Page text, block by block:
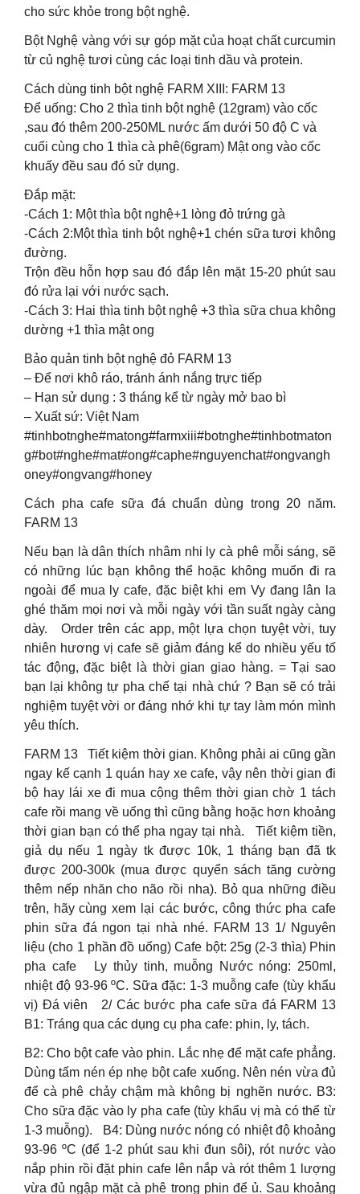
cho sức khỏe trong bột nghệ.
Bột Nghệ vàng với sự góp mặt của hoạt chất curcumin
từ củ nghệ tươi cùng các loại tinh dầu và protein.
Cách dùng tinh bột nghệ FARM XIII: FARM 13
Để uống: Cho 2 thìa tinh bột nghệ (12gram) vào cốc
,sau đó thêm 200-250ML nước ấm dưới 50 độ C và
cuối cùng cho 1 thìa cà phê(6gram) Mật ong vào cốc
khuấy đều sau đó sử dụng.
Đắp mặt:
-Cách 1: Một thìa bột nghệ+1 lòng đỏ trứng gà
-Cách 2:Một thìa tinh bột nghệ+1 chén sữa tươi không
đường.
Trộn đều hỗn hợp sau đó đắp lên mặt 15-20 phút sau
đó rửa lại với nước sạch.
-Cách 3: Hai thìa tinh bột nghệ +3 thìa sữa chua không
dường +1 thìa mật ong
Bảo quản tinh bột nghệ đỏ FARM 13
– Để nơi khô ráo, tránh ánh nắng trực tiếp
– Hạn sử dụng : 3 tháng kể từ ngày mở bao bì
– Xuất sứ: Việt Nam
#tinhbotnghe#matong#farmxiii#botnghe#tinhbotmaton
g#bot#nghe#mat#ong#caphe#nguyenchat#ongvangh
oney#ongvang#honey
Cách pha cafe sữa đá chuẩn dùng trong 20 năm.
FARM 13
Nếu bạn là dân thích nhâm nhi ly cà phê mỗi sáng, sẽ
có những lúc bạn không thể hoặc không muốn đi ra
ngoài để mua ly cafe, đặc biệt khi em Vy đang lân la
ghé thăm mọi nơi và mỗi ngày với tần suất ngày càng
dày. Order trên các app, một lựa chọn tuyệt vời, tuy
nhiên hương vị cafe sẽ giảm đáng kể do nhiều yếu tố
tác động, đặc biệt là thời gian giao hàng. = Tại sao
bạn lại không tự pha chế tại nhà chứ ? Bạn sẽ có trải
nghiệm tuyệt vời or đáng nhớ khi tự tay làm món mình
yêu thích.
FARM 13 Tiết kiệm thời gian. Không phải ai cũng gần
ngay kế cạnh 1 quán hay xe cafe, vậy nên thời gian đi
bộ hay lái xe đi mua cộng thêm thời gian chờ 1 tách
cafe rồi mang về uống thì cũng bằng hoặc hơn khoảng
thời gian bạn có thể pha ngay tại nhà. Tiết kiệm tiền,
giả dụ nếu 1 ngày tk được 10k, 1 tháng bạn đã tk
được 200-300k (mua được quyển sách tăng cường
thêm nếp nhăn cho não rồi nha). Bỏ qua những điều
trên, hãy cùng xem lại các bước, công thức pha cafe
phin sữa đá ngon tại nhà nhé. FARM 13 1/ Nguyên
liệu (cho 1 phần đồ uống) Cafe bột: 25g (2-3 thìa) Phin
pha cafe Ly thủy tinh, muỗng Nước nóng: 250ml,
nhiệt độ 93-96 ºC. Sữa đặc: 1-3 muỗng cafe (tùy khẩu
vị) Đá viên 2/ Các bước pha cafe sữa đá FARM 13
B1: Tráng qua các dụng cụ pha cafe: phin, ly, tách.
B2: Cho bột cafe vào phin. Lắc nhẹ để mặt cafe phẳng.
Dùng tấm nén ép nhẹ bột cafe xuống. Nên nén vừa đủ
để cà phê chảy chậm mà không bị nghẽn nước. B3:
Cho sữa đặc vào ly pha cafe (tùy khẩu vị mà có thể từ
1-3 muỗng). B4: Dùng nước nóng có nhiệt độ khoảng
93-96 ºC (để 1-2 phút sau khi đun sôi), rót nước vào
nắp phin rồi đặt phin cafe lên nắp và rót thêm 1 lượng
vừa đủ ngập mặt cà phê trong phin để ủ. Sau khoảng